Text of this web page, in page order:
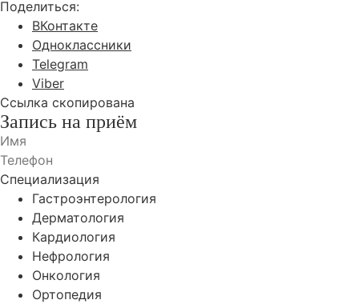
Поделиться:
ВКонтакте
Одноклассники
Telegram
Viber
Ссылка скопирована
Запись на приём
Специализация
Гастроэнтерология
Дерматология
Кардиология
Нефрология
Онкология
Ортопедия